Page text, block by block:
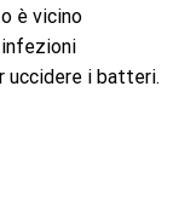
è vicino
infezioni
uccidere i batteri.